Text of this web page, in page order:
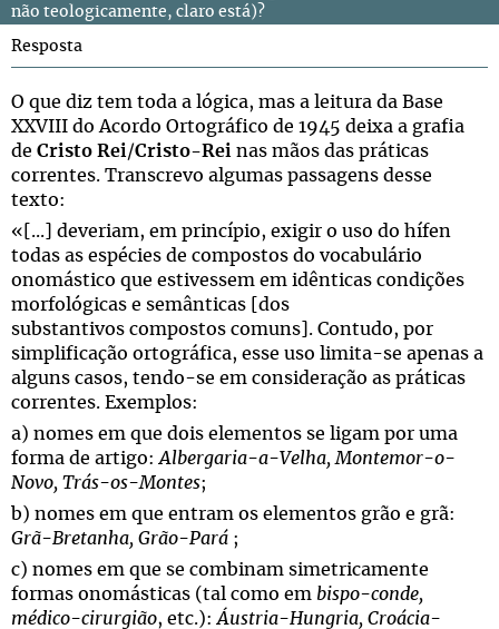
não teologicamente, claro está)?
Resposta
O que diz tem toda a lógica, mas a leitura da Base
XXVIII do Acordo Ortográfico de 1945 deixa a grafia
de Cristo Rei/Cristo-Rei nas mãos das práticas
correntes. Transcrevo algumas passagens desse
texto:
«[...] deveriam, em princípio, exigir o uso do hífen
todas as espécies de compostos do vocabulário
onomástico que estivessem em idênticas condições
morfológicas e semânticas [dos
substantivos compostos comuns]. Contudo, por
simplificação ortográfica, esse uso limita-se apenas a
alguns casos, tendo-se em consideração as práticas
correntes. Exemplos:
a) nomes em que dois elementos se ligam por uma
forma de artigo: Albergaria-a-Velha, Montemor-o-
Novo, Trás-os-Montes;
b) nomes em que entram os elementos grão e grã:
Grã-Bretanha, Grão-Pará ;
c) nomes em que se combinam simetricamente
formas onomásticas (tal como em bispo-conde,
médico-cirurgião, etc.): Áustria-Hungria, Croácia-